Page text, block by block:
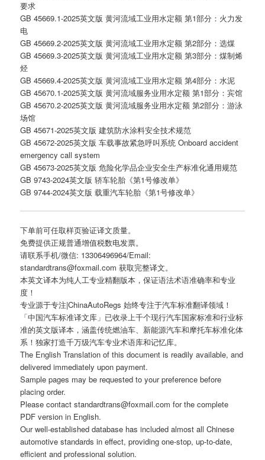
要求
GB 45669.1-2025英文版 黄河流域工业用水定额 第1部分：火力发
电
GB 45669.2-2025英文版 黄河流域工业用水定额 第2部分：选煤
GB 45669.3-2025英文版 黄河流域工业用水定额 第3部分：煤制烯
烃
GB 45669.4-2025英文版 黄河流域工业用水定额 第4部分：水泥
GB 45670.1-2025英文版 黄河流域服务业用水定额 第1部分：宾馆
GB 45670.2-2025英文版 黄河流域服务业用水定额 第2部分：游泳
场馆
GB 45671-2025英文版 建筑防水涂料安全技术规范
GB 45672-2025英文版 车载事故紧急呼叫系统 Onboard accident
emergency call system
GB 45673-2025英文版 危险化学品企业安全生产标准化通用规范
GB 9743-2024英文版 轿车轮胎《第1号修改单》
GB 9744-2024英文版 载重汽车轮胎《第1号修改单》
下单前可任取样页验证译文质量。
免费提供正规普通增值税数电发票。
请联系手机/微信: 13306496964/Email:
standardtrans@foxmail.com 获取完整译文。
本英文译本为纯人工专业精翻版本，保证语法术语准确率和专业
度！
专业源于专注|ChinaAutoRegs 始终专注于汽车标准翻译领域！
「中国汽车标准译文库」已收录上千个现行汽车国家标准和行业标
准的英文版译本，涵盖传统燃油车、新能源汽车和摩托车标准化体
系！独家打造千万级汽车专业术语库和记忆库。
The English Translation of this document is readily available, and
delivered immediately upon payment.
Sample pages may be requested to your preference before
placing order.
Please contact standardtrans@foxmail.com for the complete
PDF version in English.
Our well-established database has included almost all Chinese
automotive standards in effect, providing one-stop, up-to-date,
efficient and professional solution.